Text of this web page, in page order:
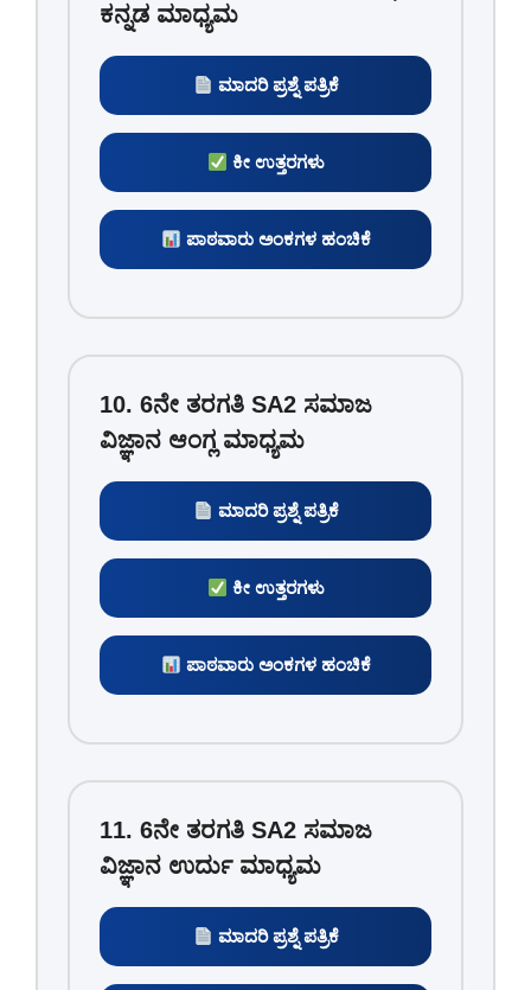
ಕನ್ನಡ ಮಾಧ್ಯಮ
ಮಾದರಿ ಪ್ರಶ್ನೆ ಪತ್ರಿಕೆ
ಕೀ ಉತ್ತರಗಳು
ಪಾಠವಾರು ಅಂಕಗಳ ಹಂಚಿಕೆ
10. 6ನೇ ತರಗತಿ SA2 ಸಮಾಜ
ವಿಜ್ಞಾನ ಆಂಗ್ಲ ಮಾಧ್ಯಮ
ಮಾದರಿ ಪ್ರಶ್ನೆ ಪತ್ರಿಕೆ
ಕೀ ಉತ್ತರಗಳು
ಪಾಠವಾರು ಅಂಕಗಳ ಹಂಚಿಕೆ
11. 6ನೇ ತರಗತಿ SA2 ಸಮಾಜ
ವಿಜ್ಞಾನ ಉರ್ದು ಮಾಧ್ಯಮ
ಮಾದರಿ ಪ್ರಶ್ನೆ ಪತ್ರಿಕೆ